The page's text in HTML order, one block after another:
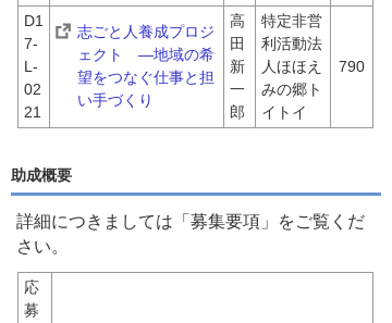
D1
7-
L-
02
21
志ごと人養成プロジ
ェクト　―地域の希
望をつなぐ仕事と担
い手づくり
高
田
新
一
郎
特定非営
利活動法
人ほほえ
みの郷ト
イトイ
790
助成概要
詳細につきましては「募集要項」をご覧くだ
さい。
応
募